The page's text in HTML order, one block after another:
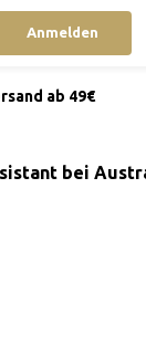
Anmelden
ab 49€
bei